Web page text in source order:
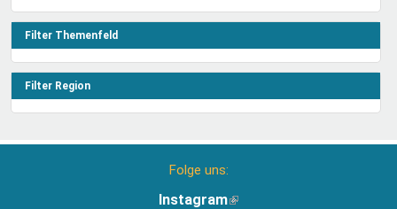
anwenden
Filter
anwenden
Filter Themenfeld
Filter Region
Folge uns:
Instagram(Link